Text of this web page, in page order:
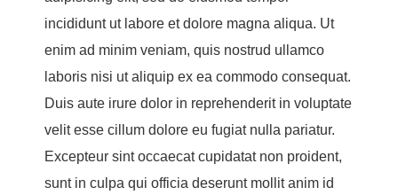
incididunt ut labore et dolore magna aliqua. Ut
enim ad minim veniam, quis nostrud ullamco
laboris nisi ut aliquip ex ea commodo consequat.
Duis aute irure dolor in reprehenderit in voluptate
velit esse cillum dolore eu fugiat nulla pariatur.
Excepteur sint occaecat cupidatat non proident,
sunt in culpa qui officia deserunt mollit anim id